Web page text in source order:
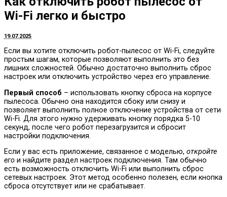
Wi-Fi легко и быстро
19.07.2025
Если вы хотите отключить робот-пылесос от Wi-Fi, следуйте
простым шагам, которые позволяют выполнить это без
лишних сложностей. Обычно достаточно выполнить сброс
настроек или отключить устройство через его управление.
Первый способ – использовать кнопку сброса на корпусе
пылесоса. Обычно она находится сбоку или снизу и
позволяет выполнить полное отключение устройства от сети
Wi-Fi. Для этого нужно удерживать кнопку порядка 5-10
секунд, после чего робот перезагрузится и сбросит
настройки подключения.
Если у вас есть приложение, связанное с моделью, откройте
его и найдите раздел настроек подключения. Там обычно
есть возможность отключить Wi-Fi или выполнить сброс
сетевых настроек. Этот метод особенно полезен, если кнопка
сброса отсутствует или не срабатывает.